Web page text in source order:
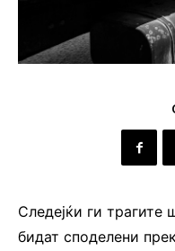
Следејќи ги
бидат споделени